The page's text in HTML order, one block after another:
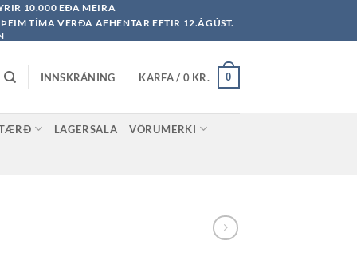
10.000 EÐA MEIRA
TÍMA VERÐA AFHENTAR EFTIR 12.ÁGÚST.
INNSKRÁNING KARFA / 0 KR. 0
LAGERSALA VÖRUMERKI